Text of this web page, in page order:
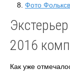
Фото
2016
Как уже